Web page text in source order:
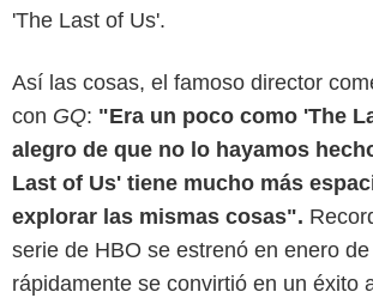
'The Last of Us'.
Así las cosas, el famoso director
con GQ: "Era un poco como 'The
alegro de que no lo hayamos
Last of Us' tiene mucho más
explorar las mismas cosas".
serie de HBO se estrenó en enero
rápidamente se convirtió en un éxito
Paramount Pictures France